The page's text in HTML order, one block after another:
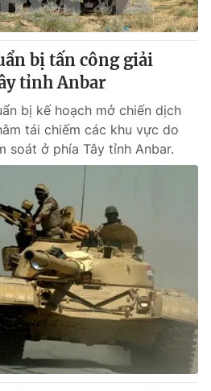
bị tấn công giải
tỉnh Anbar
bị kế hoạch mở chiến dịch
tái chiếm các khu vực do
soát ở phía Tây tỉnh Anbar.